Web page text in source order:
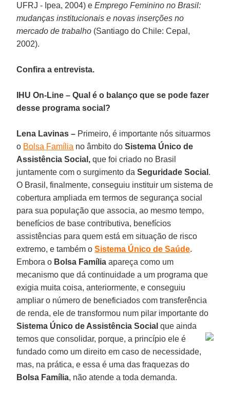
UFRJ - Ipea, 2004) eEmprego Feminino no Brasil:
mudanças institucionais e novas inserções no
mercado de trabalho (Santiago do Chile: Cepal,
2002).
Confira a entrevista.
IHU On-Line – Qual é o balanço que se pode fazer
desse programa social?
Lena Lavinas – Primeiro, é importante nós situarmos
o Bolsa Família no âmbito doSistema Único de
Assistência Social,que foi criado no Brasil
juntamente com o surgimento daSeguridade Social .
O Brasil, finalmente, conseguiu instituir um sistema de
cobertura ampliada em termos de segurança social
para sua população que associa, ao mesmo tempo,
benefícios de base contributiva, benefícios
assistências para quem está em situação de risco
extremo, e também oSistema Único de Saúde.
Embora o Bolsa Família apareça como um
mecanismo que dá continuidade a um programa que
exigia muita coisa, anteriormente, e conseguiu
ampliar o número de beneficiados com transferência
de renda, ele de transformou num pilar importante do
Sistema Único de Assistência Socialque ainda
temos que consolidar, porque, a princípio eleé
fundado como um direito em caso de necessidade,
mas, na prática, e essa é uma das fraquezas do
Bolsa Família, não atende a toda demanda.